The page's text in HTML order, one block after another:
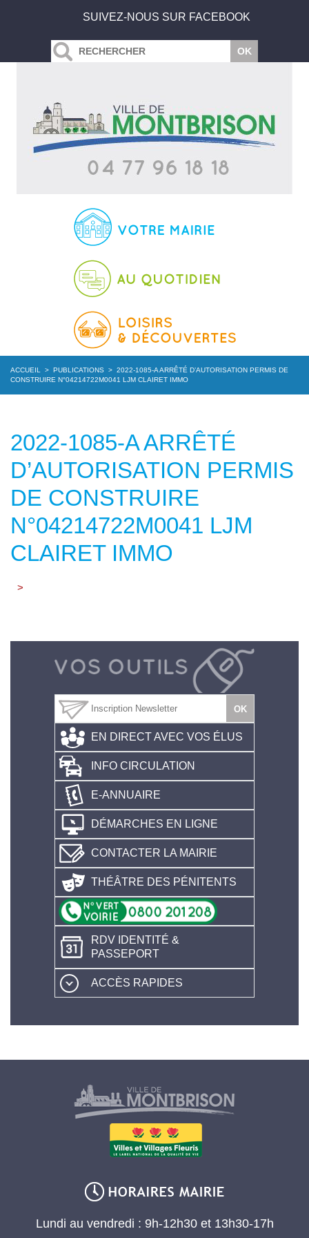
SUIVEZ-NOUS SUR FACEBOOK
ACCUEIL > PUBLICATIONS > 2022-1085-A ARRÊTÉ D’AUTORISATION PERMIS DE
CONSTRUIRE N°04214722M0041 LJM CLAIRET IMMO
2022-1085-A ARRÊTÉ
D’AUTORISATION PERMIS
DE CONSTRUIRE
N°04214722M0041 LJM
CLAIRET IMMO
>
EN DIRECT AVEC VOS ÉLUS
INFO CIRCULATION
E-ANNUAIRE
DÉMARCHES EN LIGNE
CONTACTER LA MAIRIE
THÉÂTRE DES PÉNITENTS
RDV IDENTITÉ &
PASSEPORT
ACCÈS RAPIDES
Lundi au vendredi : 9h-12h30 et 13h30-17h